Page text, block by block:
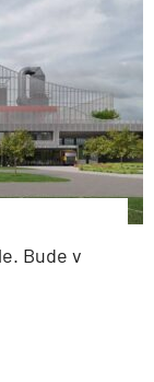
Bude v